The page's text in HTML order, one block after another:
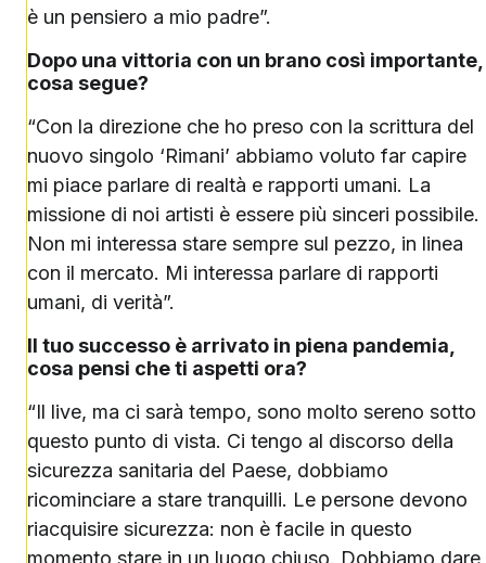
è un pensiero a mio padre”.
Dopo una vittoria con un brano così importante,
cosa segue?
“Con la direzione che ho preso con la scrittura del
nuovo singolo ‘Rimani’ abbiamo voluto far capire
mi piace parlare di realtà e rapporti umani. La
missione di noi artisti è essere più sinceri possibile.
Non mi interessa stare sempre sul pezzo, in linea
con il mercato. Mi interessa parlare di rapporti
umani, di verità”.
Il tuo successo è arrivato in piena pandemia,
cosa pensi che ti aspetti ora?
“Il live, ma ci sarà tempo, sono molto sereno sotto
questo punto di vista. Ci tengo al discorso della
sicurezza sanitaria del Paese, dobbiamo
ricominciare a stare tranquilli. Le persone devono
riacquisire sicurezza: non è facile in questo
momento stare in un luogo chiuso. Dobbiamo dare